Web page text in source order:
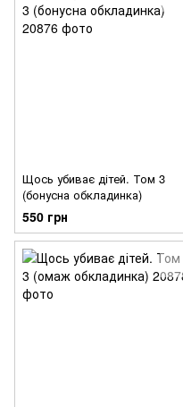
Щось убиває дітей. Том 3
(бонусна обкладинка)
550 грн